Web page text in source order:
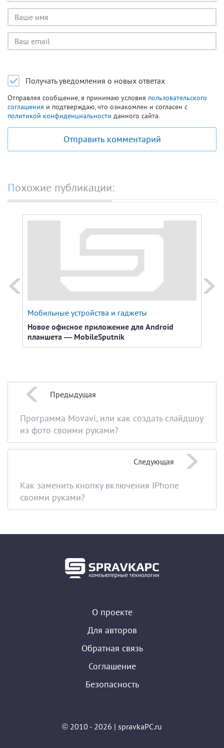
Имя
пользователя
Email
пользователя
Получать уведомления о новых ответах
Отправляя сообщение, я принимаю условия пользовательского
соглашения и подтверждаю, что ознакомлен и согласен с
политикой конфиденциальности данного сайта.
Отправить комментарий
Похожие публикации:
Мобильные устройства и гаджеты
Новое офисное приложение для Android
планшета — MobileSputnik
Предыдущая
Программа Movavi, или как создать слайдшоу
из фото своими руками?
Следующая
Как заменить кнопку включения IPhone
своими руками?
О проекте
Для авторов
Обратная связь
Соглашение
Безопасность
© 2010 - 2026 | spravkaPC.ru